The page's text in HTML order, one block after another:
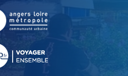
, Ouvre une nouvelle